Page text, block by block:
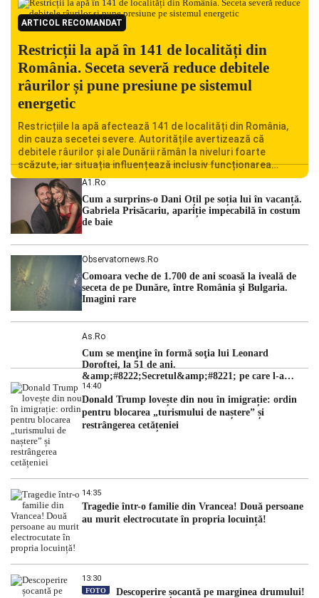
ARTICOL RECOMANDAT
Restricții la apă în 141 de localități din
România. Seceta severă reduce debitele
râurilor și pune presiune pe sistemul
energetic
Restricțiile la apă afectează 141 de localități din România,
din cauza secetei severe. Autoritățile avertizează că
debitele râurilor și ale Dunării rămân la niveluri foarte
scăzute, iar situația influențează inclusiv funcționarea
Centralei Nucleare de la Cernavodă. România se confruntă
cu una dintre cele mai dificile perioade din punct de vedere
hidrologic din ultimii ani. Lipsa […]
A1.ro
Cum a surprins-o Dani Oțil pe soția lui în vacanță.
Gabriela Prisăcariu, apariție impecabilă în costum
de baie
Observatornews.ro
Comoara veche de 1.700 de ani scoasă la iveală de
seceta de pe Dunăre, între România şi Bulgaria.
Imagini rare
As.ro
Cum se menţine în formă soţia lui Leonard
Doroftei, la 51 de ani.
&amp;#8222;Secretul&amp;#8221; pe care l-a
dezvăluit
14:40
Donald Trump lovește din nou în imigrație: ordin
pentru blocarea „turismului de naștere” și
restrângerea cetățeniei
14:35
Tragedie într-o familie din Vrancea! Două persoane
au murit electrocutate în propria locuință!
13:30
FOTO
Descoperire șocantă pe marginea drumului!